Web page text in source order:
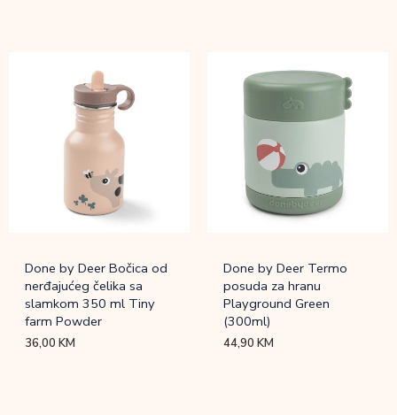
Done by Deer Bočica od
nerđajućeg čelika sa
slamkom 350 ml Tiny
farm Powder
36,00KM
Done by Deer Termo
posuda za hranu
Playground Green
(300ml)
44,90KM